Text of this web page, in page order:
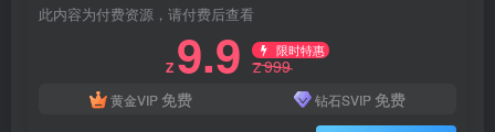
此内容为付费资源，请付费后查看
Z 9.9 限时特惠
Z999
黄金VIP 免费 钻石SVIP 免费